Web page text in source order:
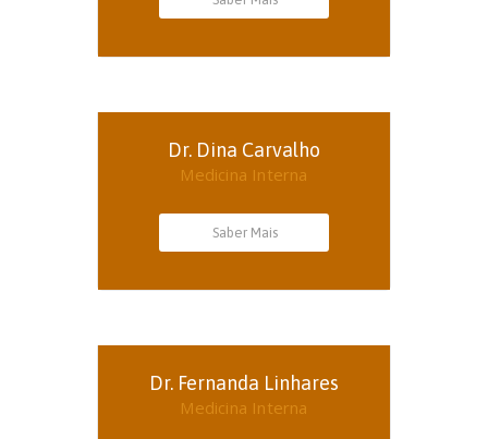
Dr. Dina Carvalho
Medicina Interna
Saber Mais
Dr. Fernanda Linhares
Medicina Interna